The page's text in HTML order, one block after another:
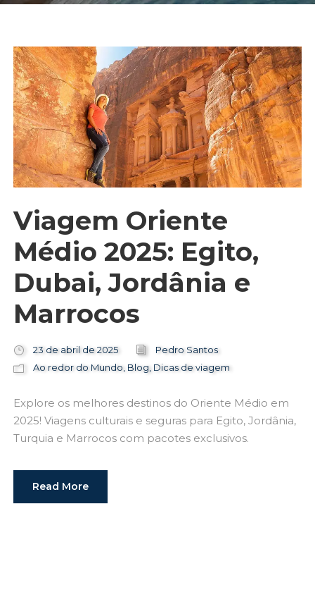
Viagem Oriente
Médio 2025: Egito,
Dubai, Jordânia e
Marrocos
23 de abril de 2025
Pedro Santos
Ao redor do Mundo Blog, Dicas de viagem
Explore os melhores destinos do Oriente Médio em
2025! Viagens culturais e seguras para Egito, Jordânia,
Turquia e Marrocos com pacotes exclusivos.
Read More